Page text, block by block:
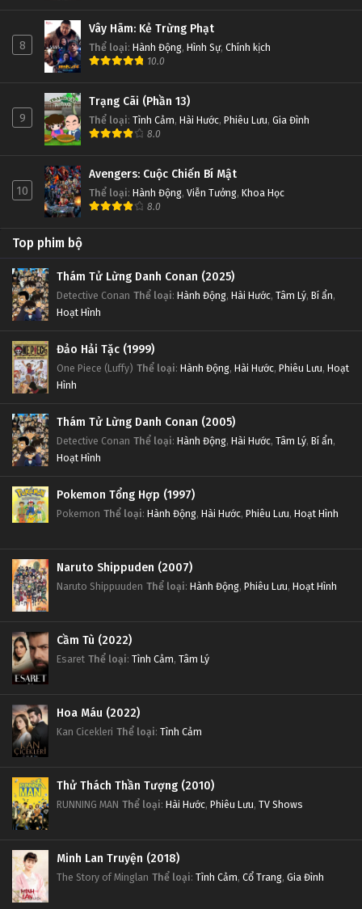
8
Vây Hãm: Kẻ Trừng Phạt
Thể loại: Hành Động, Hình Sự, Chính kịch
10.0
9
Trạng Cãi (Phần 13)
Thể loại: Tình Cảm, Hài Hước, Phiêu Lưu, Gia Đình
8.0
10
Avengers: Cuộc Chiến Bí Mật
Thể loại: Hành Động, Viễn Tưởng, Khoa Học
8.0
Top phim bộ
Thám Tử Lừng Danh Conan (2025)
Detective Conan Thể loại: Hành Động, Hài Hước, Tâm Lý, Bí ẩn,
Hoạt Hình
Đảo Hải Tặc (1999)
One Piece (Luffy) Thể loại: Hành Động, Hài Hước, Phiêu Lưu, Hoạt
Hình
Thám Tử Lừng Danh Conan (2005)
Detective Conan Thể loại: Hành Động, Hài Hước, Tâm Lý, Bí ẩn,
Hoạt Hình
Pokemon Tổng Hợp (1997)
Pokemon Thể loại: Hành Động, Hài Hước, Phiêu Lưu, Hoạt Hình
Naruto Shippuden (2007)
Naruto Shippuuden Thể loại: Hành Động, Phiêu Lưu, Hoạt Hình
Cầm Tù (2022)
Esaret Thể loại: Tình Cảm, Tâm Lý
Hoa Máu (2022)
Kan Cicekleri Thể loại: Tình Cảm
Thử Thách Thần Tượng (2010)
RUNNING MAN Thể loại: Hài Hước, Phiêu Lưu, TV Shows
Minh Lan Truyện (2018)
The Story of Minglan Thể loại: Tình Cảm, Cổ Trang, Gia Đình